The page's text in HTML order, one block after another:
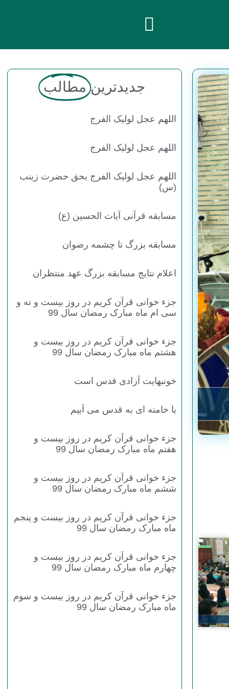
جدیدترین مطالب
اللهم عجل لولیک الفرج
اللهم عجل لولیک الفرج
اللهم عجل لولیک الفرج بحق حضرت زینب
(س)
مسابقه قرآنی آیات الحسین (ع)
مسابقه بزرگ تا چشمه رضوان
اعلام نتایج مسابقه بزرگ عهد منتظران
جزء خوانی قرآن کریم در روز بیست و نه و
سی ام ماه مبارک رمضان سال 99
جزء خوانی قرآن کریم در روز بیست و
هشتم ماه مبارک رمضان سال 99
خونبهایت آزادی قدس است
با خامنه ای به قدس می آییم
جزء خوانی قرآن کریم در روز بیست و
هفتم ماه مبارک رمضان سال 99
جزء خوانی قرآن کریم در روز بیست و
ششم ماه مبارک رمضان سال 99
جزء خوانی قرآن کریم در روز بیست و پنجم
ماه مبارک رمضان سال 99
جزء خوانی قرآن کریم در روز بیست و
چهارم ماه مبارک رمضان سال 99
جزء خوانی قرآن کریم در روز بیست و سوم
ماه مبارک رمضان سال 99